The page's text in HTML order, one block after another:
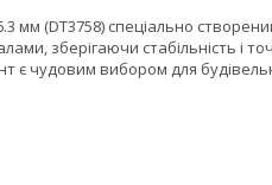
мм (DT3758) спеціально
зберігаючи стабільність і
є чудовим вибором для